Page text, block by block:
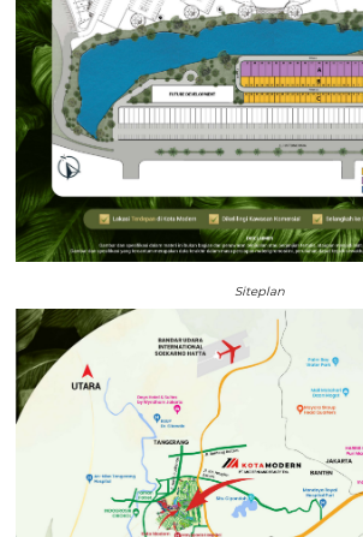
Siteplan